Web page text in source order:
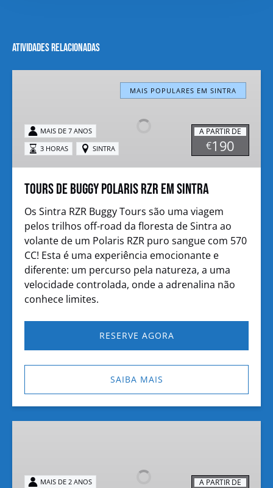
Atividades relacionadas
Polaris
RZR
Sintra
MAIS POPULARES EM SINTRA
A PARTIR DE
€190
MAIS DE 7 ANOS
3 HORAS
SINTRA
Tours de Buggy Polaris RZR em Sintra
Os Sintra RZR Buggy Tours são uma viagem
pelos trilhos off-road da floresta de Sintra ao
volante de um Polaris RZR puro sangue com 570
CC! Esta é uma experiência emocionante e
diferente: um percurso pela natureza, a uma
velocidade controlada, onde a adrenalina não
conhece limites.
RESERVE AGORA
SAIBA MAIS
Sintra
A PARTIR DE
MAIS DE 2 ANOS